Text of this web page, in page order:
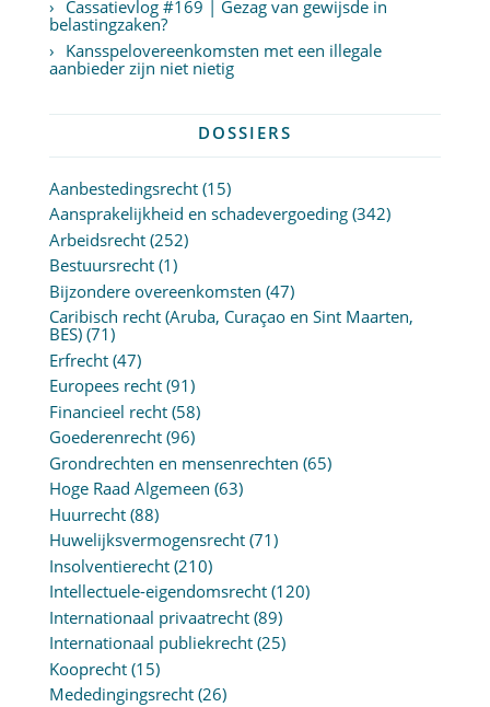
Cassatievlog #169 | Gezag van gewijsde in
belastingzaken?
Kansspelovereenkomsten met een illegale
aanbieder zijn niet nietig
DOSSIERS
Aanbestedingsrecht(15)
Aansprakelijkheid en schadevergoeding(342)
Arbeidsrecht(252)
Bestuursrecht(1)
Bijzondere overeenkomsten (47)
Caribisch recht (Aruba, Curaçao en Sint Maarten,
BES)(71)
Erfrecht(47)
Europees recht(91)
Financieel recht(58)
Goederenrecht(96)
Grondrechten en mensenrechten (65)
Hoge Raad Algemeen (63)
Huurrecht(88)
Huwelijksvermogensrecht(71)
Insolventierecht(210)
Intellectuele-eigendomsrecht(120)
Internationaal privaatrecht(89)
Internationaal publiekrecht(25)
Kooprecht(15)
Mededingingsrecht(26)